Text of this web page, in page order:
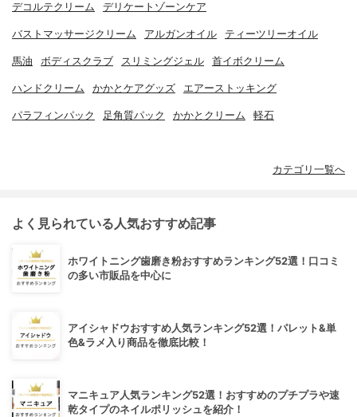
デコルテクリーム デリケートゾーンケア
バストマッサージクリーム アルガンオイル ティーツリーオイル
馬油 ボディスクラブ スリミングジェル 首イボクリーム
ハンドクリーム かかとケアグッズ エアーストッキング
パラフィンパック 足角質パック かかとクリーム 軽石
カテゴリ一覧へ
よく見られている人気おすすめ記事
ホワイトニング歯磨き粉おすすめランキング52選！口コミ
の多い市販品を中心に
アイシャドウおすすめ人気ランキング52選！パレット&単
色&ラメ入り商品を徹底比較！
マニキュア人気ランキング52選！おすすめのプチプラや速
乾タイプのネイルポリッシュを紹介！